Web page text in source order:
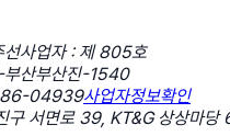
선사업자 : 제 805호
부산부산진-1540
86-04939사업자정보확인
구 서면로 39, KT&G 상상마당